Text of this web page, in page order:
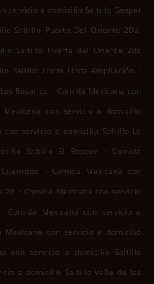
servicio a domicilio Saltillo Gaspar
Saltillo Puerta Del Oriente 2Da.
Saltillo Puerta del Oriente 2da
Saltillo Loma Linda Ampliación
.
Rosarios . Comida Mexicana con
Mexicana con servicio a domicilio
con servicio a domicilio Saltillo La
Saltillo El Bosque . Comida
. Comida Mexicana con
28 . Comida Mexicana con servicio
. Comida Mexicana con servicio a
Mexicana con servicio a domicilio
con servicio a domicilio Saltillo
a domicilio Saltillo Valle de las